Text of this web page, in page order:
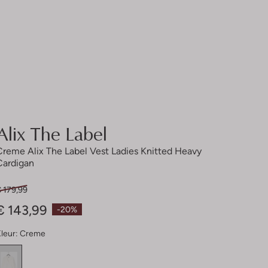
The Label
Alix The Label Vest Ladies Knitted Heavy
-20%
179,99
143,99
Creme